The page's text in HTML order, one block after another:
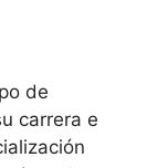
de
carrera e